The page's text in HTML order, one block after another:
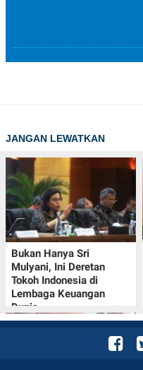
JANGAN LEWATKAN
Bukan Hanya Sri
Mulyani, Ini Deretan
Tokoh Indonesia di
Lembaga Keuangan
Dunia